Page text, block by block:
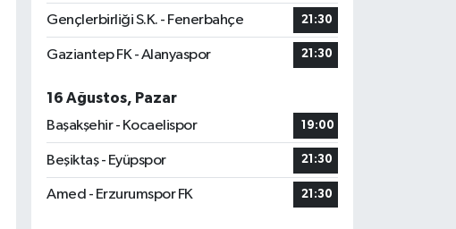
Gençlerbirliği S.K. - Fenerbahçe 21:30
Gaziantep FK - Alanyaspor 21:30
16 Ağustos, Pazar
Başakşehir - Kocaelispor
19:00
Beşiktaş - Eyüpspor 21:30
Amed - Erzurumspor FK 21:30